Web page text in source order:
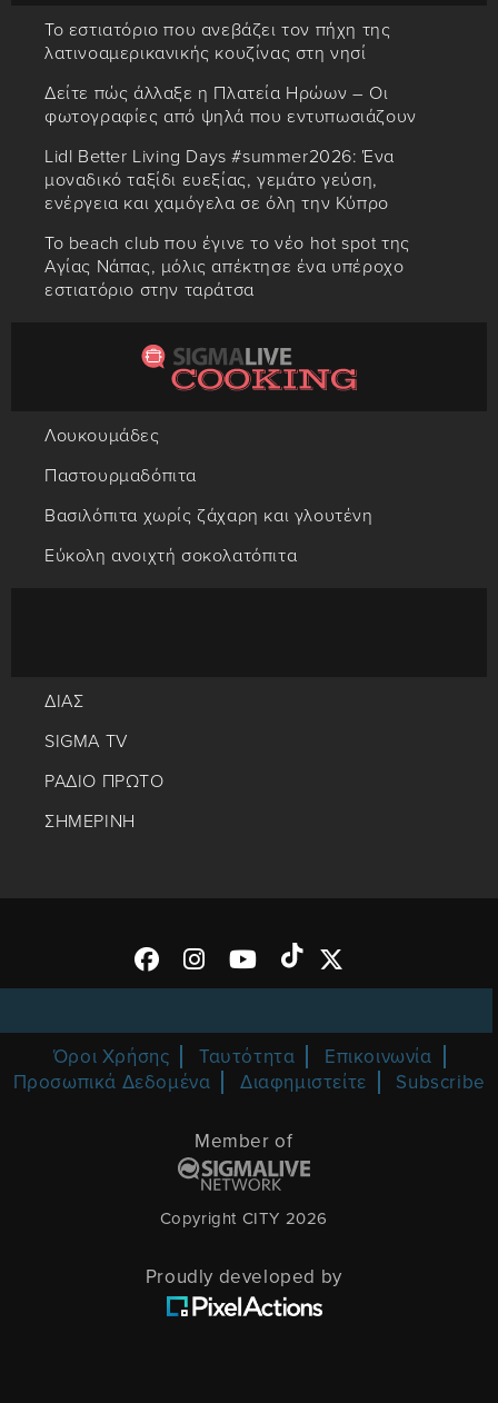
Το εστιατόριο που ανεβάζει τον πήχη της
λατινοαμερικανικής κουζίνας στη νησί
Δείτε πώς άλλαξε η Πλατεία Ηρώων – Οι
φωτογραφίες από ψηλά που εντυπωσιάζουν
Lidl Better Living Days #summer2026: Ένα
μοναδικό ταξίδι ευεξίας, γεμάτο γεύση,
ενέργεια και χαμόγελα σε όλη την Κύπρο
Το beach club που έγινε το νέο hot spot της
Αγίας Νάπας, μόλις απέκτησε ένα υπέροχο
εστιατόριο στην ταράτσα
Λουκουμάδες
Παστουρμαδόπιτα
Βασιλόπιτα χωρίς ζάχαρη και γλουτένη
Εύκολη ανοιχτή σοκολατόπιτα
ΔΙΑΣ
SIGMA TV
ΡΑΔΙΟ ΠΡΩΤΟ
ΣΗΜΕΡΙΝΗ
Όροι Χρήσης Ταυτότητα
Επικοινωνία
Προσωπικά Δεδομένα
Διαφημιστείτε Subscribe
Member of
Copyright CITY 2026
Proudly developed by